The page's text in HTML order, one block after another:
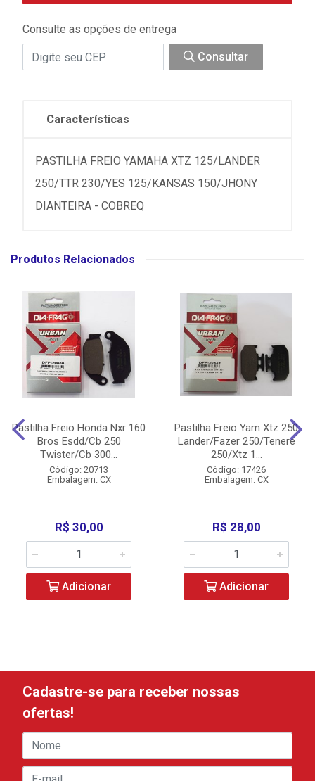
Consulte as opções de entrega
Consultar
Características
PASTILHA FREIO YAMAHA XTZ 125/LANDER
250/TTR 230/YES 125/KANSAS 150/JHONY
DIANTEIRA - COBREQ
Produtos Relacionados
Pastilha Freio Honda Nxr 160
Bros Esdd/Cb 250
Twister/Cb 300...
Código: 20713
Embalagem: CX
R$ 30,00
Adicionar
Pastilha Freio Yam Xtz 250
Lander/Fazer 250/Tenere
250/Xtz 1...
Código: 17426
Embalagem: CX
R$ 28,00
Adicionar
Cadastre-se para receber nossas
ofertas!